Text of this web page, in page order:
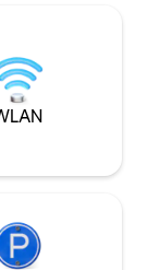
zu bieten hat.
beherbergen,
und deinen